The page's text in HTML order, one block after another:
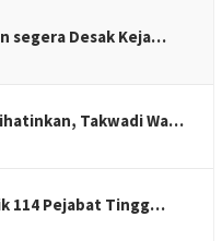
segera Desak Keja…
Takwadi Wa…
114 Pejabat Tingg…